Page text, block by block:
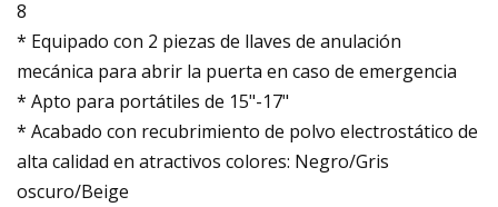
8
* Equipado con 2 piezas de llaves de anulación
mecánica para abrir la puerta en caso de emergencia
* Apto para portátiles de 15"-17"
* Acabado con recubrimiento de polvo electrostático de
alta calidad en atractivos colores: Negro/Gris
oscuro/Beige